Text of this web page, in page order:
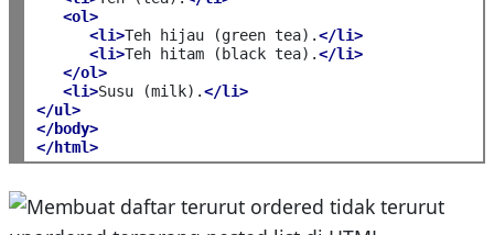
<ol>
<li>Teh hijau (green tea).</li>
<li>Teh hitam (black tea).</li>
</ol>
<li>Susu (milk).</li>
</ul>
</body>
</html>